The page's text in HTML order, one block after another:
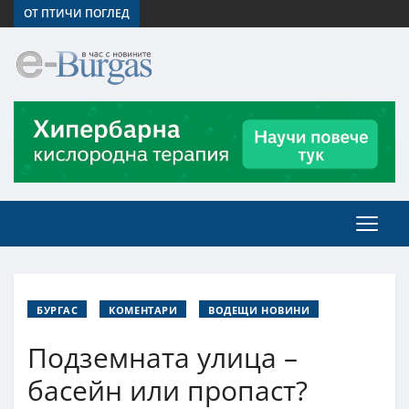
ОТ ПТИЧИ ПОГЛЕД
БУРГАС КОМЕНТАРИ ВОДЕЩИ НОВИНИ
Подземната улица –
басейн или пропаст?